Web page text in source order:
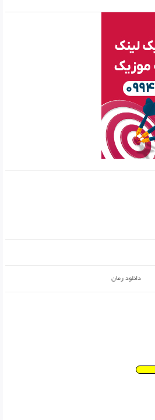
دانلود رمان